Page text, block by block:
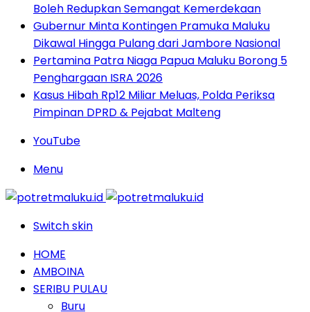
Boleh Redupkan Semangat Kemerdekaan
Gubernur Minta Kontingen Pramuka Maluku
Dikawal Hingga Pulang dari Jambore Nasional
Pertamina Patra Niaga Papua Maluku Borong 5
Penghargaan ISRA 2026
Kasus Hibah Rp12 Miliar Meluas, Polda Periksa
Pimpinan DPRD & Pejabat Malteng
YouTube
Menu
Switch skin
HOME
AMBOINA
SERIBU PULAU
Buru